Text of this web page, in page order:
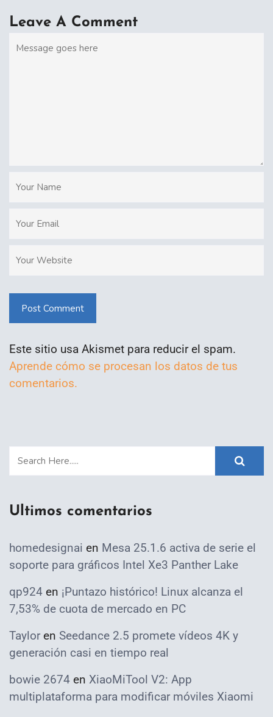
Leave A Comment
Post Comment
Este sitio usa Akismet para reducir el spam.
Aprende cómo se procesan los datos de tus
comentarios.
Ultimos comentarios
homedesignai en Mesa 25.1.6 activa de serie el
soporte para gráficos Intel Xe3 Panther Lake
qp924 en ¡Puntazo histórico! Linux alcanza el
7,53% de cuota de mercado en PC
Taylor en Seedance 2.5 promete vídeos 4K y
generación casi en tiempo real
bowie 2674 en XiaoMiTool V2: App
multiplataforma para modificar móviles Xiaomi